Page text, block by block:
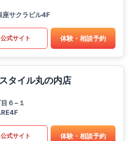
サクラビル4F
公式サイト 体験・相談予約
タイル丸の内店
６−１
公式サイト 体験・相談予約